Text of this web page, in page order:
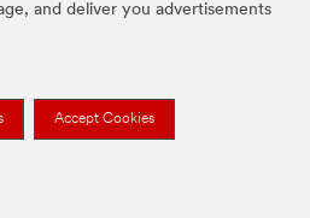
and deliver you advertisements
Accept Cookies